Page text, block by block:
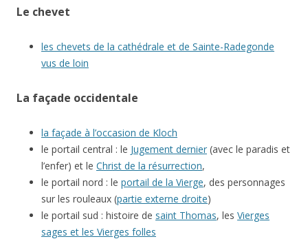
Le chevet
les chevets de la cathédrale et de Sainte-Radegonde
vus de loin
La façade occidentale
la façade à l’occasion de Kloch
le portail central : le Jugement dernier (avec le paradis et
l’enfer) et le Christ de la résurrection,
le portail nord : le portail de la Vierge, des personnages
sur les rouleaux (partie externe droite)
le portail sud : histoire de saint Thomas, les Vierges
sages et les Vierges folles